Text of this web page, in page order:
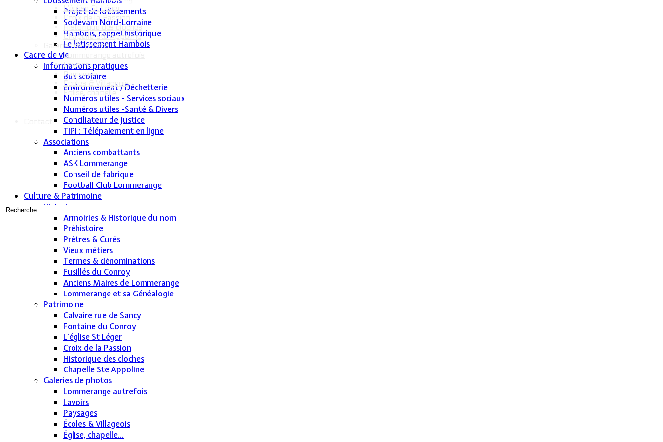
L'église St Léger
Croix de la Passion
Historique des cloches
Chapelle Ste Appoline
Galeries de photos
Lommerange autrefois
Lavoirs
Paysages
Écoles & Villageois
Église, chapelle...
Projet de lotissements
Sodevam Nord-Lorraine
Hambois, rappel historique
Le lotissement Hambois
Cadre de vie
Informations pratiques
Bus scolaire
Environnement / Déchetterie
Numéros utiles - Services sociaux
Numéros utiles -Santé & Divers
Conciliateur de justice
TIPI : Télépaiement en ligne
Associations
Anciens combattants
ASK Lommerange
Conseil de fabrique
Football Club Lommerange
Culture & Patrimoine
Historique
Armoiries & Historique du nom
Préhistoire
Prêtres & Curés
Vieux métiers
Termes & dénominations
Fusillés du Conroy
Anciens Maires de Lommerange
Lommerange et sa Généalogie
Patrimoine
Calvaire rue de Sancy
Fontaine du Conroy
L'église St Léger
Croix de la Passion
Historique des cloches
Chapelle Ste Appoline
Galeries de photos
Lommerange autrefois
Lavoirs
Paysages
Écoles & Villageois
Église, chapelle...